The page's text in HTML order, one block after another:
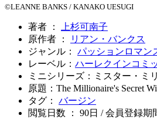
©LEANNE BANKS / KANAKO UESUGI
著者 ：
上杉可南子
原作者 ：
リアン・バンクス
ジャンル： パッションロマン
レーベル： ハーレクインコミ
ミニシリーズ：ミスター・ミ
原題：The Millionaire's Secret
タグ： バージン
閲覧日数 ： 90日 / 会員登録期